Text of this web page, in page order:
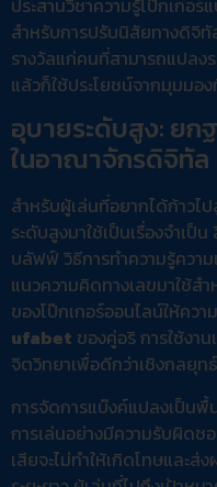
สำหรับการปรับนิสัยทางดิจิ
รางวัลแก่คนที่สามารถแปลง
แล้วก็ใช้ประโยชน์จากมุมมอ
อุบายระดับสูง: ยก
ในอาณาจักรดิจิทัล
สำหรับผู้เล่นที่อยากได้ก้าวไ
ระดับสูงมาใช้เป็นเรื่องจำเ
บลัฟฟ์ วิธีการทำความรู้ควา
แนวความคิดทางเลขมาใช้ส
ของโป๊กเกอร์ออนไลน์ให้คว
ufabet ของคู่อริ การใช้งา
จิตวิทยาเพื่อดีกว่าเชิงกลยุทธ์
การจัดการแบ๊งค์แปลงเป็น
การเล่นอย่างมีความรับผิดช
เสียจะไม่ทำให้เกิดโทษและส่